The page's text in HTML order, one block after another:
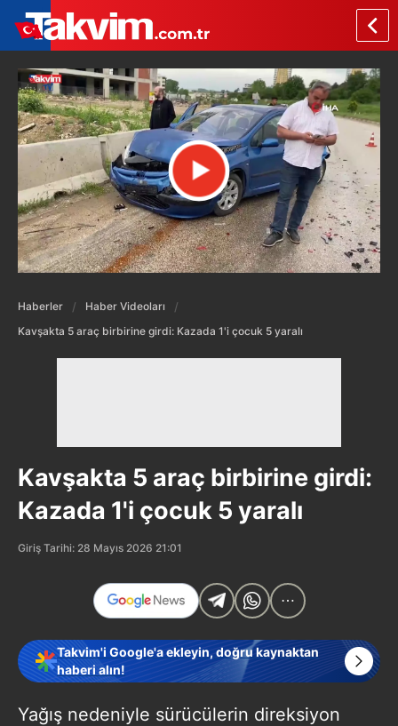
Haberler
Haber Videoları
Kavşakta 5 araç birbirine girdi: Kazada 1'i çocuk 5 yaralı
Kavşakta 5 araç birbirine girdi:
Kazada 1'i çocuk 5 yaralı
Giriş Tarihi: 28 Mayıs 2026 21:01
Takvim'i Google'a ekleyin, doğru kaynaktan
haberi alın!
Yağış nedeniyle sürücülerin direksiyon